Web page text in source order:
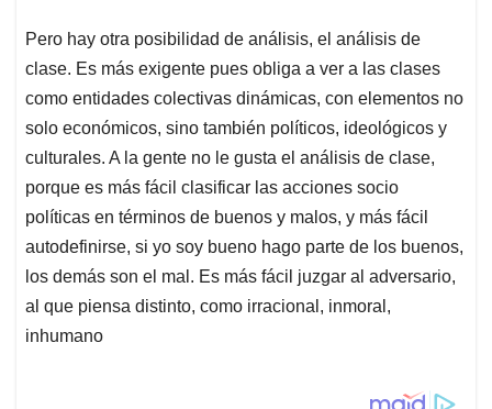
Pero hay otra posibilidad de análisis, el análisis de
clase. Es más exigente pues obliga a ver a las clases
como entidades colectivas dinámicas, con elementos no
solo económicos, sino también políticos, ideológicos y
culturales. A la gente no le gusta el análisis de clase,
porque es más fácil clasificar las acciones socio
políticas en términos de buenos y malos, y más fácil
autodefinirse, si yo soy bueno hago parte de los buenos,
los demás son el mal. Es más fácil juzgar al adversario,
al que piensa distinto, como irracional, inmoral,
inhumano